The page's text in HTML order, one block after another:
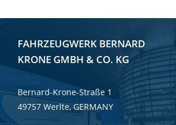
FAHRZEUGWERK BERNARD
KRONE GMBH & CO. KG
Bernard-Krone-Straße 1
49757 Werlte, GERMANY